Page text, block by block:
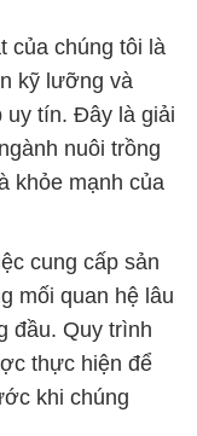
chất Powder
Liêu
hóa chất
tại Bạc Liêu
Powder
Liêu
chất Powder
Liêu
Powder
Liêu
Powder
Liêu
cấp hóa chất